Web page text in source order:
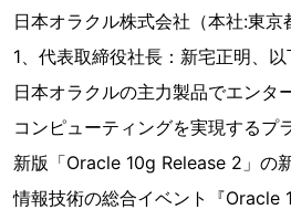
日本オラクル株式会社（本社:東
1、代表取締役社長：新宅正明、以
日本オラクルの主力製品でエンタ
コンピューティングを実現するプ
新版「Oracle 10g Release 2」の
情報技術の総合イベント『